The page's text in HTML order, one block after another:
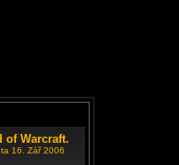
of Warcraft.
16. Zář 2006